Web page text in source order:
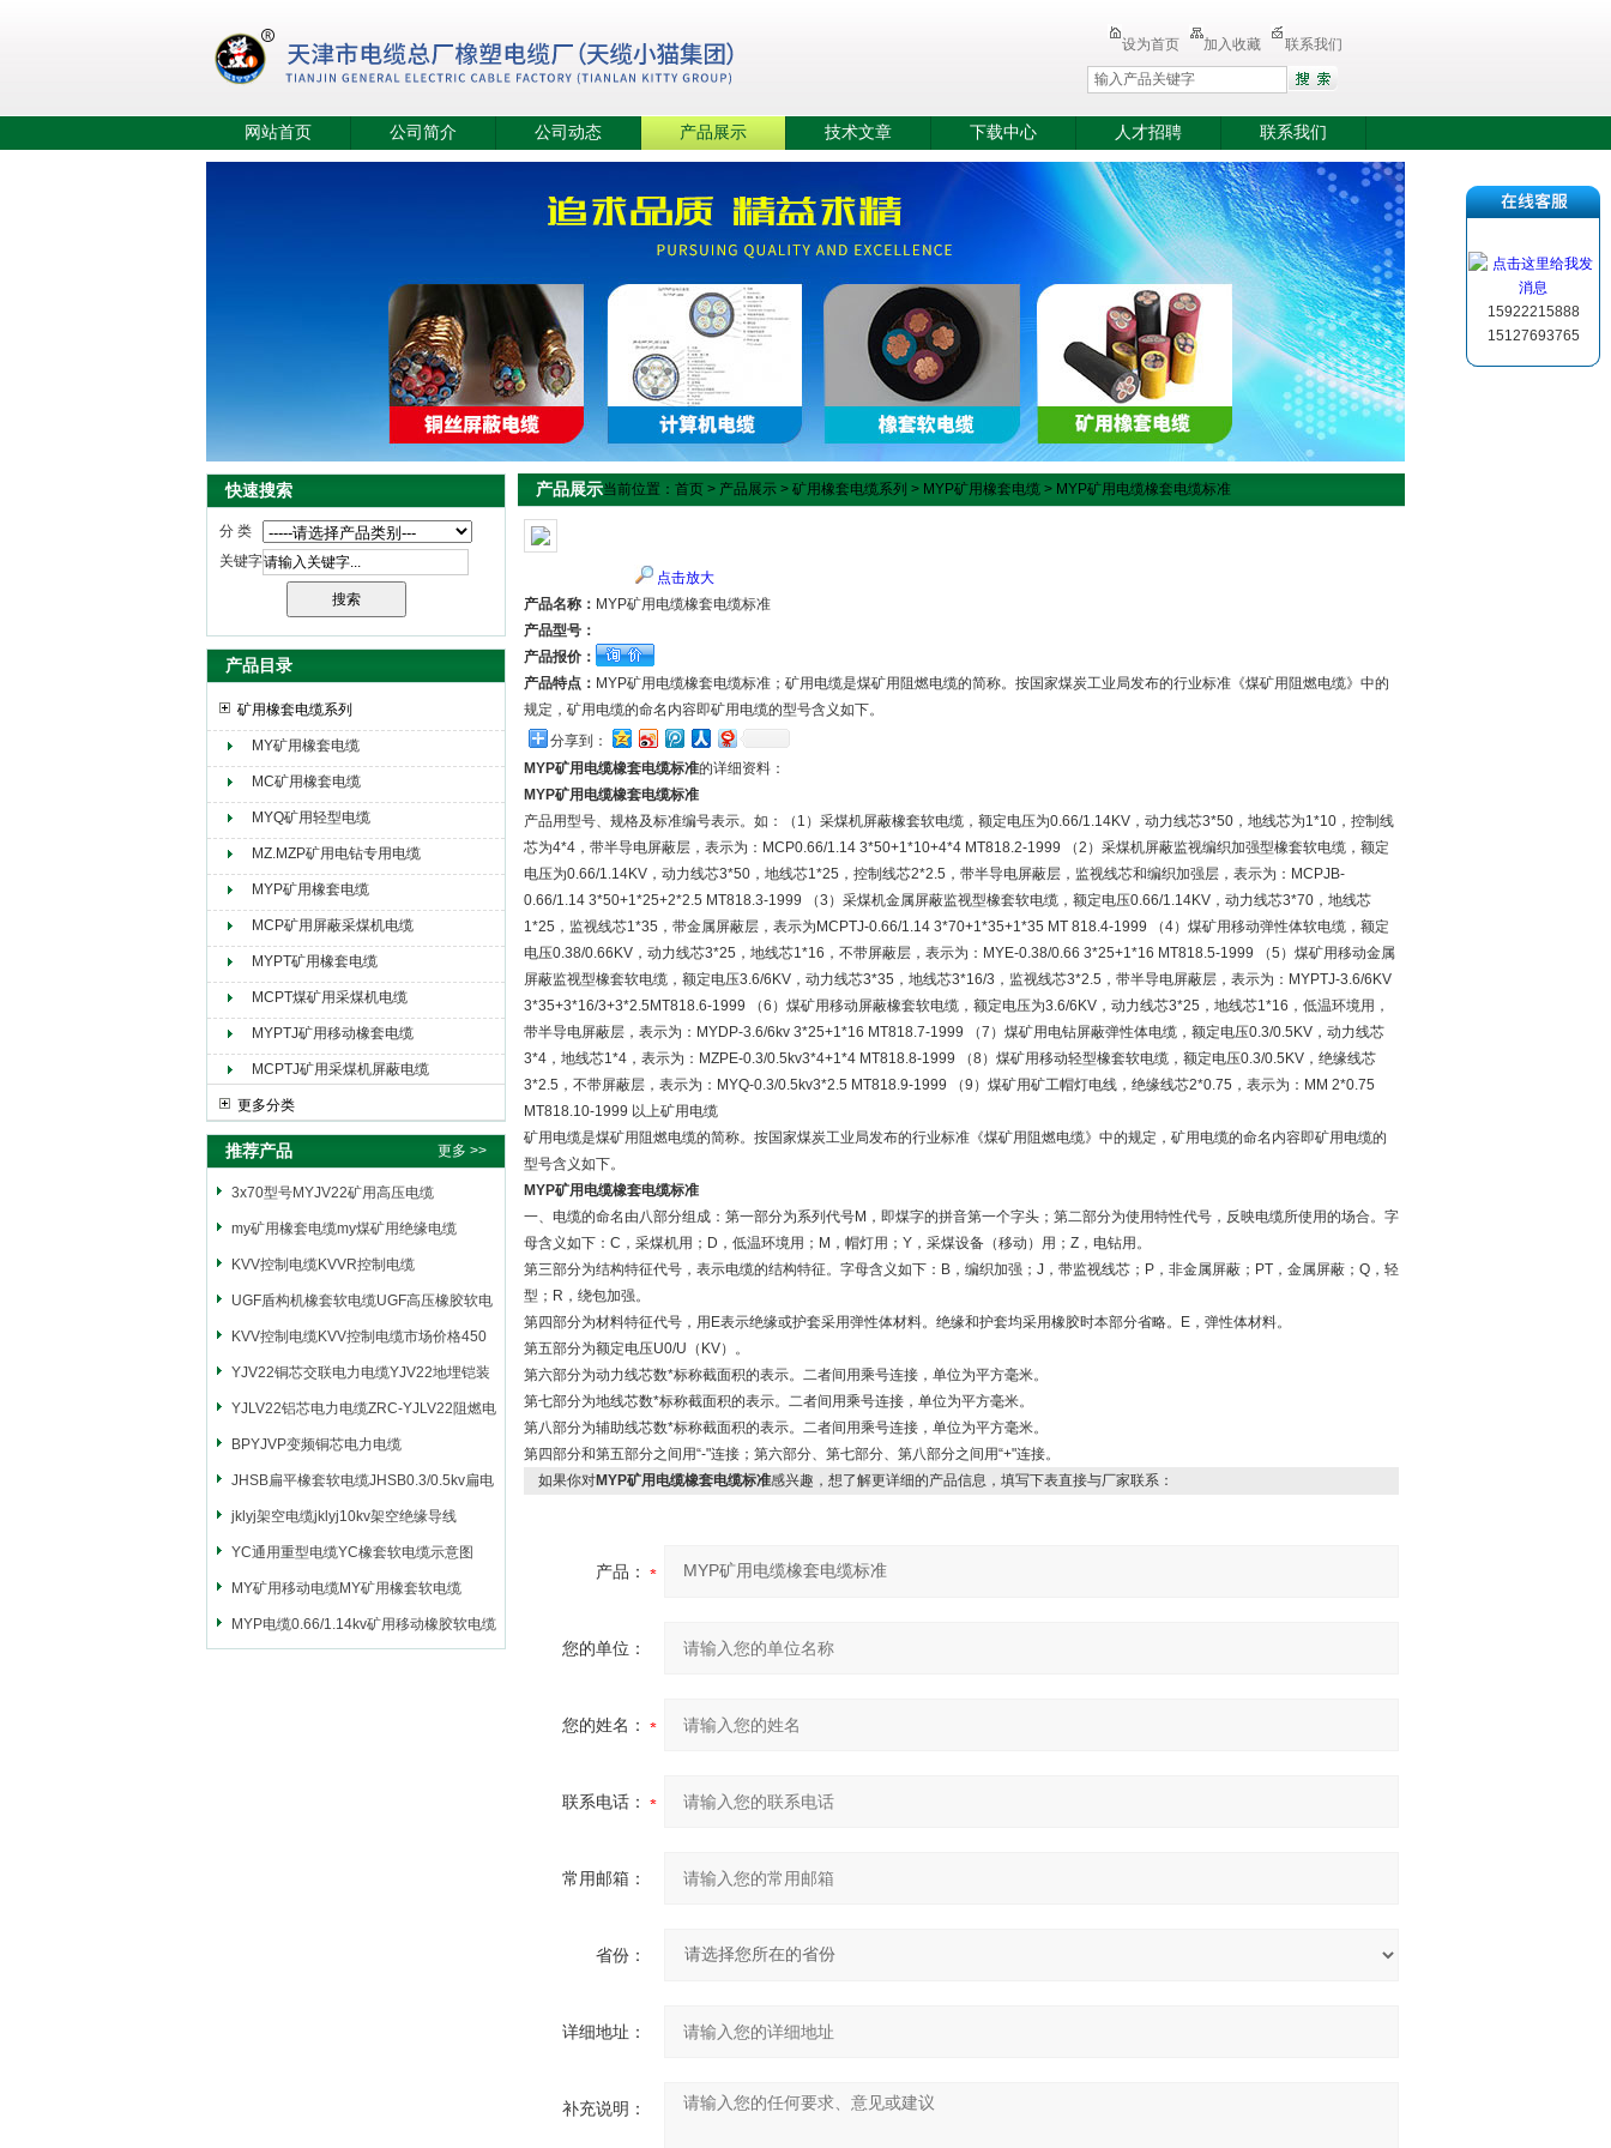
天津市电缆总厂橡塑电缆厂（天缆小猫集团）
设为首页 加入收藏 联系我们
网站首页 公司简介 公司动态 产品展示 技术文章 下载中心 人才招聘 联系我们
快速搜索
分 类
关键字
产品目录
矿用橡套电缆系列
MY矿用橡套电缆
MC矿用橡套电缆
MYQ矿用轻型电缆
MZ.MZP矿用电钻专用电缆
MYP矿用橡套电缆
MCP矿用屏蔽采煤机电缆
MYPT矿用橡套电缆
MCPT煤矿用采煤机电缆
MYPTJ矿用移动橡套电缆
MCPTJ矿用采煤机屏蔽电缆
更多分类
推荐产品 更多 >>
3x70型号MYJV22矿用高压电缆
my矿用橡套电缆my煤矿用绝缘电缆
KVV控制电缆KVVR控制电缆
UGF盾构机橡套软电缆UGF高压橡胶软电
缆
KVV控制电缆KVV控制电缆市场价格450
YJV22铜芯交联电力电缆YJV22地埋铠装
电源电缆
YJLV22铝芯电力电缆ZRC-YJLV22阻燃电
力电缆
BPYJVP变频铜芯电力电缆
JHSB扁平橡套软电缆JHSB0.3/0.5kv扁电
缆
jklyj架空电缆jklyj10kv架空绝缘导线
YC通用重型电缆YC橡套软电缆示意图
MY矿用移动电缆MY矿用橡套软电缆
MYP电缆0.66/1.14kv矿用移动橡胶软电缆
产品展示当前位置： 首页 > 产品展示 > 矿用橡套电缆系列 > MYP矿用橡套电缆 > MYP矿用电缆橡套电缆标准
点击放大
产品名称： MYP矿用电缆橡套电缆标准
产品型号：
产品报价：
产品特点： MYP矿用电缆橡套电缆标准；矿用电缆是煤矿用阻燃电缆的简称。按国家煤炭工业局发布的行业标准《煤矿用阻燃电缆》中的
规定，矿用电缆的命名内容即矿用电缆的型号含义如下。
分享到：
MYP矿用电缆橡套电缆标准的详细资料：
MYP矿用电缆橡套电缆标准
产品用型号、规格及标准编号表示。如：（1）采煤机屏蔽橡套软电缆，额定电压为0.66/1.14KV，动力线芯3*50，地线芯为1*10，控制线
芯为4*4，带半导电屏蔽层，表示为：MCP0.66/1.14 3*50+1*10+4*4 MT818.2-1999 （2）采煤机屏蔽监视编织加强型橡套软电缆，额定
电压为0.66/1.14KV，动力线芯3*50，地线芯1*25，控制线芯2*2.5，带半导电屏蔽层，监视线芯和编织加强层，表示为：MCPJB-
0.66/1.14 3*50+1*25+2*2.5 MT818.3-1999 （3）采煤机金属屏蔽监视型橡套软电缆，额定电压0.66/1.14KV，动力线芯3*70，地线芯
1*25，监视线芯1*35，带金属屏蔽层，表示为MCPTJ-0.66/1.14 3*70+1*35+1*35 MT 818.4-1999 （4）煤矿用移动弹性体软电缆，额定
电压0.38/0.66KV，动力线芯3*25，地线芯1*16，不带屏蔽层，表示为：MYE-0.38/0.66 3*25+1*16 MT818.5-1999 （5）煤矿用移动金属
屏蔽监视型橡套软电缆，额定电压3.6/6KV，动力线芯3*35，地线芯3*16/3，监视线芯3*2.5，带半导电屏蔽层，表示为：MYPTJ-3.6/6KV
3*35+3*16/3+3*2.5MT818.6-1999 （6）煤矿用移动屏蔽橡套软电缆，额定电压为3.6/6KV，动力线芯3*25，地线芯1*16，低温环境用，
带半导电屏蔽层，表示为：MYDP-3.6/6kv 3*25+1*16 MT818.7-1999 （7）煤矿用电钻屏蔽弹性体电缆，额定电压0.3/0.5KV，动力线芯
3*4，地线芯1*4，表示为：MZPE-0.3/0.5kv3*4+1*4 MT818.8-1999 （8）煤矿用移动轻型橡套软电缆，额定电压0.3/0.5KV，绝缘线芯
3*2.5，不带屏蔽层，表示为：MYQ-0.3/0.5kv3*2.5 MT818.9-1999 （9）煤矿用矿工帽灯电线，绝缘线芯2*0.75，表示为：MM 2*0.75
MT818.10-1999 以上矿用电缆
矿用电缆是煤矿用阻燃电缆的简称。按国家煤炭工业局发布的行业标准《煤矿用阻燃电缆》中的规定，矿用电缆的命名内容即矿用电缆的
型号含义如下。
MYP矿用电缆橡套电缆标准
一、电缆的命名由八部分组成：第一部分为系列代号M，即煤字的拼音第一个字头；第二部分为使用特性代号，反映电缆所使用的场合。字
母含义如下：C，采煤机用；D，低温环境用；M，帽灯用；Y，采煤设备（移动）用；Z，电钻用。
第三部分为结构特征代号，表示电缆的结构特征。字母含义如下：B，编织加强；J，带监视线芯；P，非金属屏蔽；PT，金属屏蔽；Q，轻
型；R，绕包加强。
第四部分为材料特征代号，用E表示绝缘或护套采用弹性体材料。绝缘和护套均采用橡胶时本部分省略。E，弹性体材料。
第五部分为额定电压U0/U（KV）。
第六部分为动力线芯数*标称截面积的表示。二者间用乘号连接，单位为平方毫米。
第七部分为地线芯数*标称截面积的表示。二者间用乘号连接，单位为平方毫米。
第八部分为辅助线芯数*标称截面积的表示。二者间用乘号连接，单位为平方毫米。
第四部分和第五部分之间用“-"连接；第六部分、第七部分、第八部分之间用“+"连接。
如果你对MYP矿用电缆橡套电缆标准感兴趣，想了解更详细的产品信息，填写下表直接与厂家联系：
产品：
您的单位：
您的姓名：
联系电话：
常用邮箱：
省份：
详细地址：
补充说明：
15922215888
15127693765